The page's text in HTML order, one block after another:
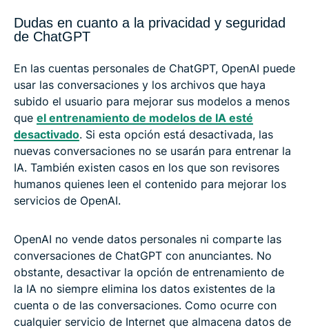
Dudas en cuanto a la privacidad y seguridad
de ChatGPT
En las cuentas personales de ChatGPT, OpenAI puede
usar las conversaciones y los archivos que haya
subido el usuario para mejorar sus modelos a menos
que el entrenamiento de modelos de IA esté
desactivado. Si esta opción está desactivada, las
nuevas conversaciones no se usarán para entrenar la
IA. También existen casos en los que son revisores
humanos quienes leen el contenido para mejorar los
servicios de OpenAI.
OpenAI no vende datos personales ni comparte las
conversaciones de ChatGPT con anunciantes. No
obstante, desactivar la opción de entrenamiento de
la IA no siempre elimina los datos existentes de la
cuenta o de las conversaciones. Como ocurre con
cualquier servicio de Internet que almacena datos de